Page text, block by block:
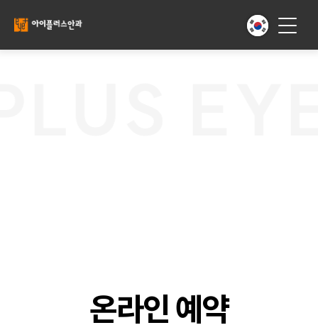
온라인 예약